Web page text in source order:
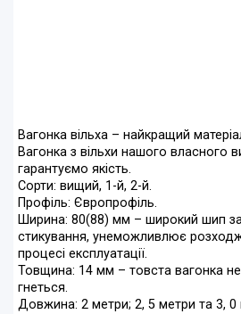
Вагонка вільха – найкращий
Вагонка з вільхи нашого власного
гарантуємо якість.
Сорти: вищий, 1-й, 2-й.
Профіль: Європрофіль.
Ширина: 80(88) мм – широкий шип
стикування, унеможливлює
процесі експлуатації.
Товщина: 14 мм – товста вагонка не
гнеться.
Довжина: 2 метри; 2, 5 метри та 3, 0